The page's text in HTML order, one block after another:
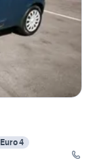
Euro 4